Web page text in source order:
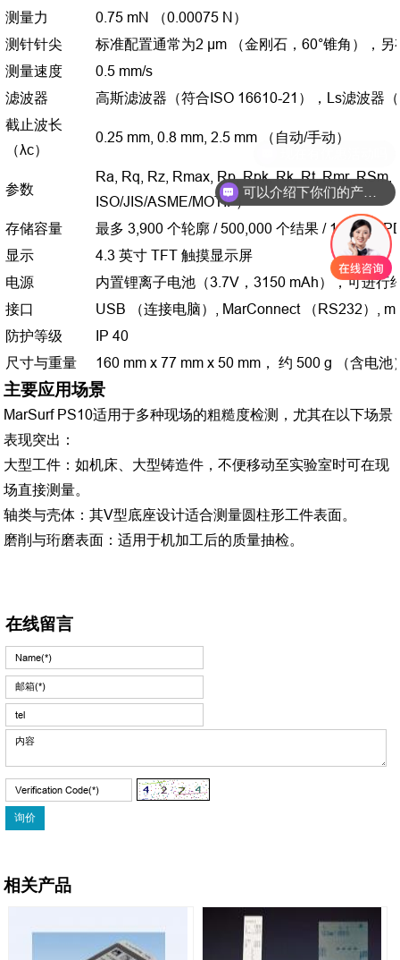
测量力
0.75 mN （0.00075 N）
测针针尖
标准配置通常为2 µm （金刚石，60°锥角），另
测量速度
0.5 mm/s
滤波器
高斯滤波器（符合ISO 16610-21），Ls滤波器
截止波长
（λc）
0.25 mm, 0.8 mm, 2.5 mm （自动/手动）
参数
Ra, Rq, Rz, Rmax, Rp, Rpk, Rk, Rt, Rmr,
ISO/JIS/ASME/MOTIF）
存储容量
最多 3,900 个轮廓 / 500,000 个结果 / 1,500 个
显示
4.3 英寸 TFT 触摸显示屏
电源
内置锂离子电池（3.7V，3150 mAh），可进行
接口
USB （连接电脑）, MarConnect （RS232）,
防护等级
IP 40
尺寸与重量
160 mm x 77 mm x 50 mm， 约 500 g （含电池
主要应用场景
MarSurf PS10适用于多种现场的粗糙度检测，尤其在以下场景
表现突出 ：
大型工件：如机床、大型铸造件，不便移动至实验室时可在现
场直接测量。
轴类与壳体：其V型底座设计适合测量圆柱形工件表面。
磨削与珩磨表面：适用于机加工后的质量抽检。
在线留言
相关产品
可以介绍下你们的产品么